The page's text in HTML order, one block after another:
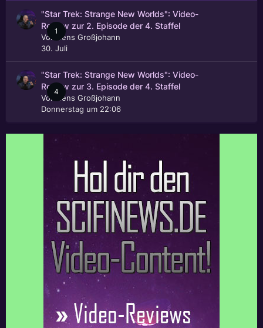
1
"Star Trek: Strange New Worlds": Video-
Review zur 2. Episode der 4. Staffel
Von
Jens Großjohann
30. Juli
4
"Star Trek: Strange New Worlds": Video-
Review zur 3. Episode der 4. Staffel
Von
Jens Großjohann
Donnerstag um 22:06